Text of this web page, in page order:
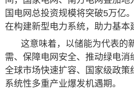
国电网总投资规模将突破5万亿
在构建新型电力系统，助力基本
这意味着，以储能为代表的
需、保障电网安全、推动绿电消
全球市场快速扩容、国家级政策
系统性多重产业爆发机遇期。